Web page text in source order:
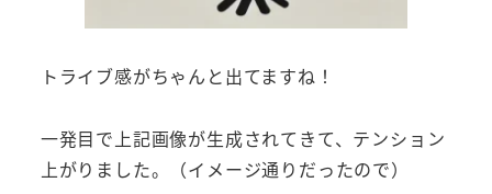
トライブ感がちゃんと出てますね！
一発目で上記画像が生成されてきて、テンション
上がりました。（イメージ通りだったので）